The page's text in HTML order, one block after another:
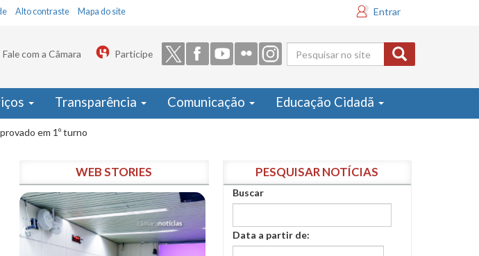
Alto contraste Mapa do site Entrar
Formulário
de busca
Fale com a Câmara Participe
Transparência Comunicação Educação Cidadã
em 1º turno
WEB STORIES PESQUISAR NOTÍCIAS
Buscar
Data a partir de: